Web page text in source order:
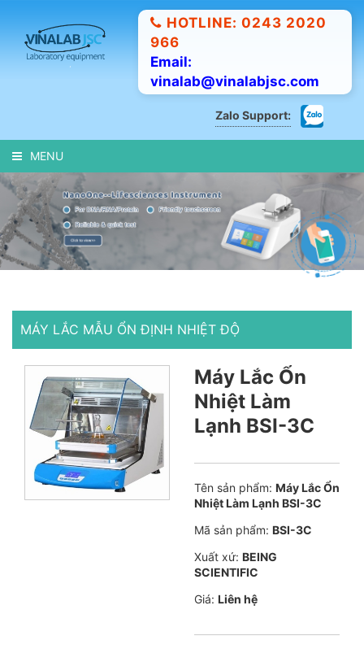
HOTLINE: 0243 2020
966
Email:
vinalab@vinalabjsc.com
Zalo Support:
MENU
MÁY LẮC MẪU ỔN ĐỊNH NHIỆT ĐỘ
Máy Lắc Ổn
Nhiệt Làm
Lạnh BSI-3C
Tên sản phẩm: Máy Lắc Ổn
Nhiệt Làm Lạnh BSI-3C
Mã sản phẩm: BSI-3C
Xuất xứ: BEING
SCIENTIFIC
Giá: Liên hệ